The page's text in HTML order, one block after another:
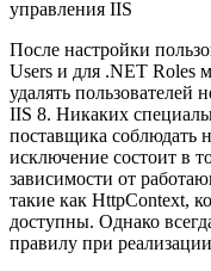
После настройки
Users и для .NET Roles
удалять пользователей
IIS 8. Никаких
поставщика соблюдать
исключение состоит в
зависимости от
такие как HttpContext,
доступны. Однако
правилу при